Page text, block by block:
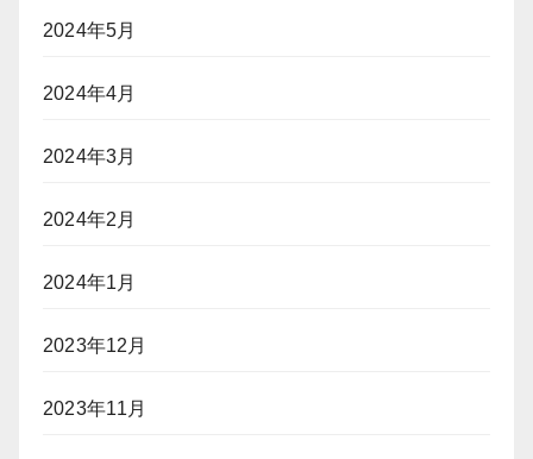
2024年5月
2024年4月
2024年3月
2024年2月
2024年1月
2023年12月
2023年11月